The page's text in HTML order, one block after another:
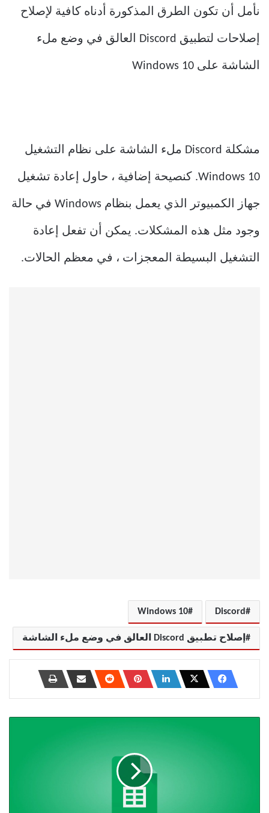
نأمل أن تكون الطرق المذكورة أدناه كافية لإصلاح
إصلاحات لتطبيق Discord العالق في وضع ملء
الشاشة على Windows 10
مشكلة Discord ملء الشاشة على نظام التشغيل
Windows 10. كنصيحة إضافية ، حاول إعادة تشغيل
جهاز الكمبيوتر الذي يعمل بنظام Windows في حالة
وجود مثل هذه المشكلات. يمكن أن تفعل إعادة
التشغيل البسيطة المعجزات ، في معظم الحالات.
Discord
Windows 10
إصلاح تطبيق Discord العالق في وضع ملء الشاشة